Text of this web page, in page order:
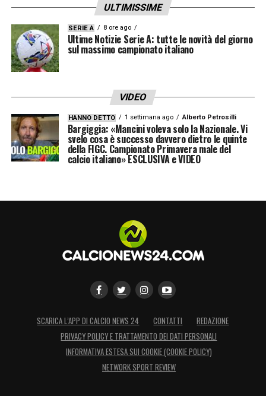
ULTIMISSIME
SERIE A 8 ore ago
Ultime Notizie Serie A: tutte le novità del giorno
sul massimo campionato italiano
VIDEO
HANNO DETTO 1 settimana ago Alberto Petrosilli
Bargiggia: «Mancini voleva solo la Nazionale. Vi
svelo cosa è successo davvero dietro le quinte
della FIGC. Campionato Primavera male del
calcio italiano» ESCLUSIVA e VIDEO
SCARICA L’APP DI CALCIO NEWS 24 CONTATTI
REDAZIONE
PRIVACY POLICY E TRATTAMENTO DEI DATI PERSONALI
INFORMATIVA ESTESA SUI COOKIE (COOKIE POLICY)
NETWORK SPORT REVIEW